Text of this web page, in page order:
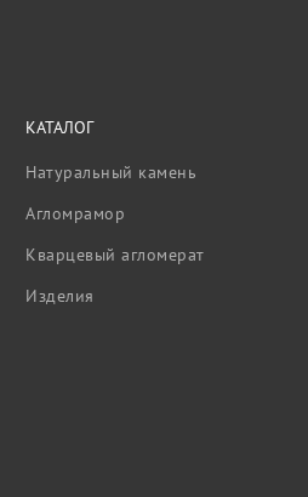
КАТАЛОГ
Натуральный камень
Агломрамор
Кварцевый агломерат
Изделия